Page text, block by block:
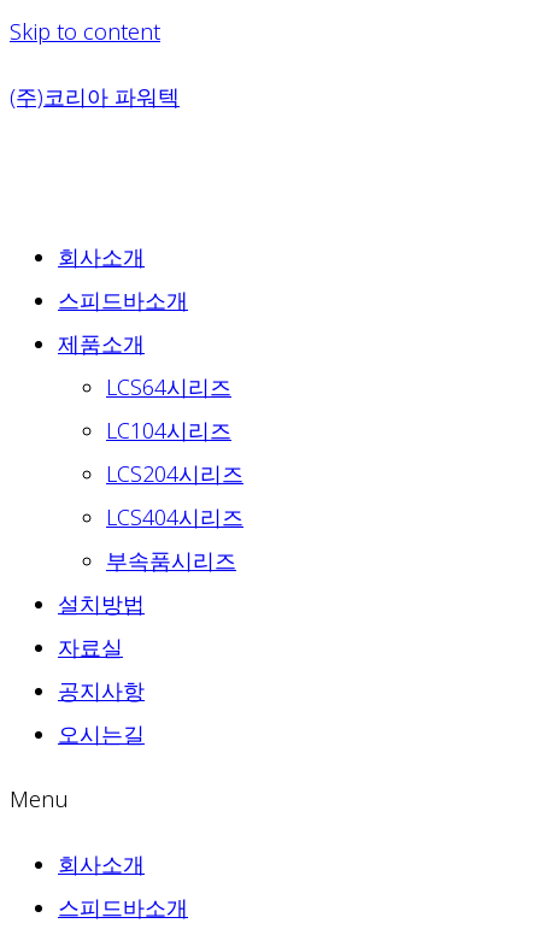
Skip to content
(주)코리아 파워텍
회사소개
스피드바소개
제품소개
LCS64시리즈
LC104시리즈
LCS204시리즈
LCS404시리즈
부속품시리즈
설치방법
자료실
공지사항
오시는길
Menu
회사소개
스피드바소개